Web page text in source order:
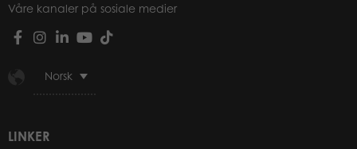
Våre kanaler på sosiale medier
Norsk
LINKER